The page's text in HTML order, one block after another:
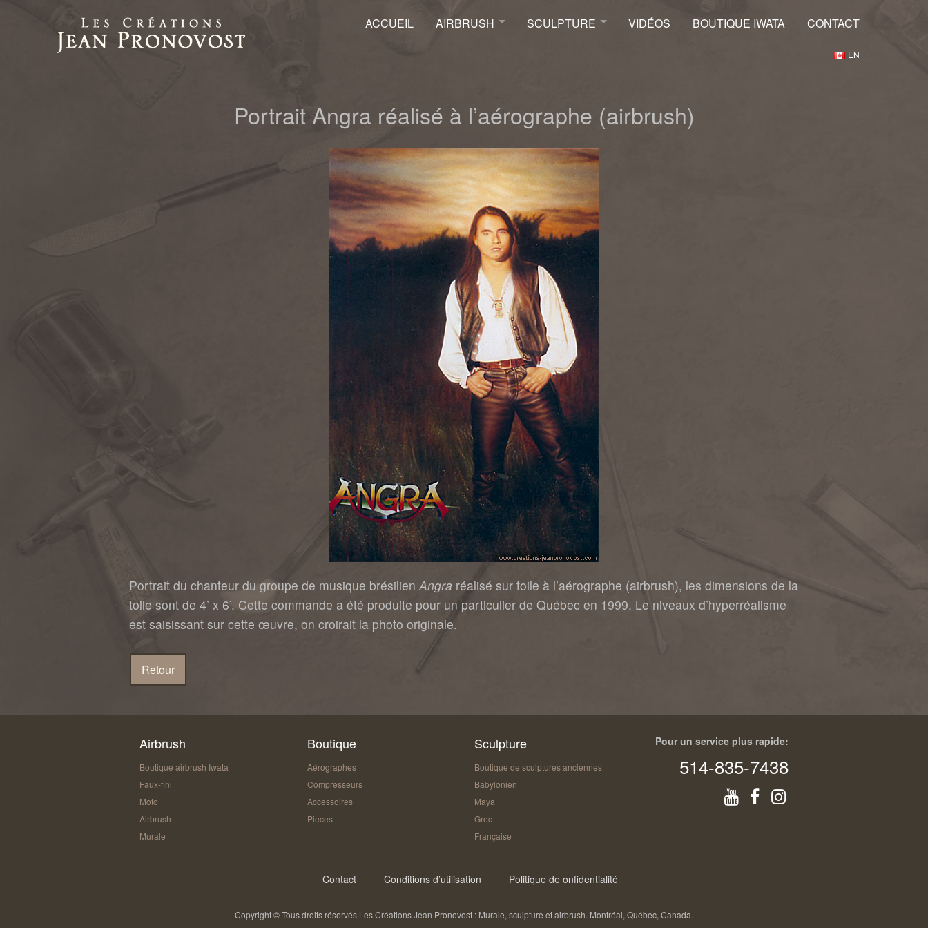
ACCUEIL
AIRBRUSH
Boutique Airbrush Iwata
SCULPTURE
VIDÉOS BOUTIQUE IWATA CONTACT
EN
Portrait Angra réalisé à l’aérographe (airbrush)
Portrait du chanteur du groupe de musique brésilienAngra réalisé sur toile à l’aérographe (airbrush), les dimensions de la
toile sont de 4’ x 6’. Cette commande a été produite pour un particulier de Québec en 1999. Le niveaux d’hyperréalisme
est saisissant sur cette œuvre, on croirait la photo originale.
Airbrush
Boutique airbrush Iwata
Faux-fini
Moto
Airbrush
Murale
Boutique
Aérographes
Compresseurs
Accessoires
Pieces
Sculpture
Boutique de sculptures anciennes
Babylonien
Maya
Grec
Française
Pour un service plus rapide:
514-835-7438
Politique de onfidentialité
Conditions d’utilisation
Contact
Copyright © Tous droits réservés Les Créations Jean Pronovost : Murale, sculpture et airbrush. Montréal, Québec, Canada.